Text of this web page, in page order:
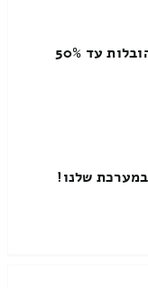
הובלות עד 50%
שלנו!